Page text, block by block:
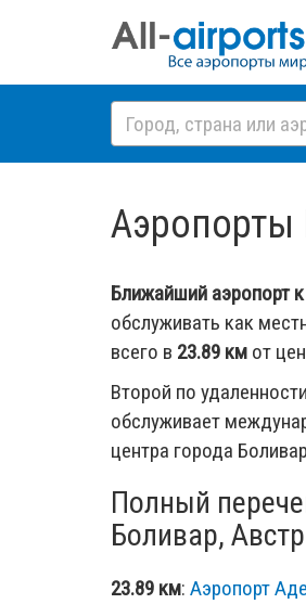
Аэропорты
Ближайший аэропорт
обслуживать как
всего в 23.89 км от
Второй по
обслуживает
центра города
Полный
Боливар,
23.89 км: Аэропорт